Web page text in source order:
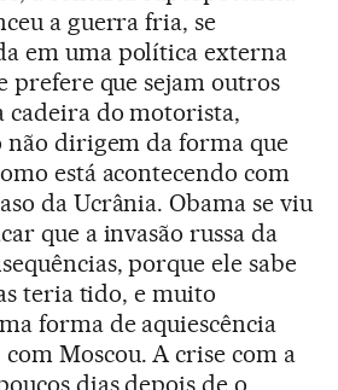
a guerra fria, se
em uma política externa
prefere que sejam outros
cadeira do motorista,
não dirigem da forma que
está acontecendo com
da Ucrânia. Obama se viu
que a invasão russa da
porque ele sabe
teria tido, e muito
forma de aquiescência
Moscou. A crise com a
dias depois de o